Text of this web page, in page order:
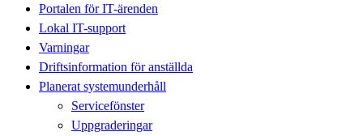
Portalen för IT-ärenden
Lokal IT-support
Varningar
Driftsinformation för anställda
Planerat systemunderhåll
Servicefönster
Uppgraderingar